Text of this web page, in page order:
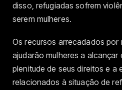
disso, refugiadas sofrem
serem mulheres.
Os recursos arrecadados por
ajudarão mulheres a alcançar
plenitude de seus direitos e a
relacionados à situação de